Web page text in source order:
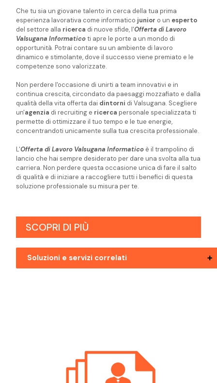
Che tu sia un giovane talento in cerca della tua prima
esperienza lavorativa come informatico junior o un esperto
del settore alla ricerca di nuove sfide, l'Offerta di Lavoro
Valsugana Informaticoti apre le porte a un mondo di
opportunità. Potrai contare su un ambiente di lavoro
dinamico e stimolante, dove il successo viene premiato e le
competenze sono valorizzate.
Non perdere l'occasione di unirti a team innovativi e in
continua crescita, circondato da paesaggi mozzafiato e dalla
qualità della vita offerta dai dintorni di Valsugana. Scegliere
un'agenzia di recruiting e ricerca personale specializzata ti
permette di ottimizzare il tuo tempo e le tue energie,
concentrandoti unicamente sulla tua crescita professionale.
L'Offerta di Lavoro Valsugana Informatico è il trampolino di
lancio che hai sempre desiderato per dare una svolta alla tua
carriera. Non perdere questa occasione unica di fare il salto
di qualità e di iniziare a raccogliere tutti i benefici di questa
soluzione professionale su misura per te.
SCOPRI DI PIÙ
Soluzioni e servizi correlati
Offerte Di Lavoro Riva Del Garda
Offerte Di Lavoro Rovereto Informatico